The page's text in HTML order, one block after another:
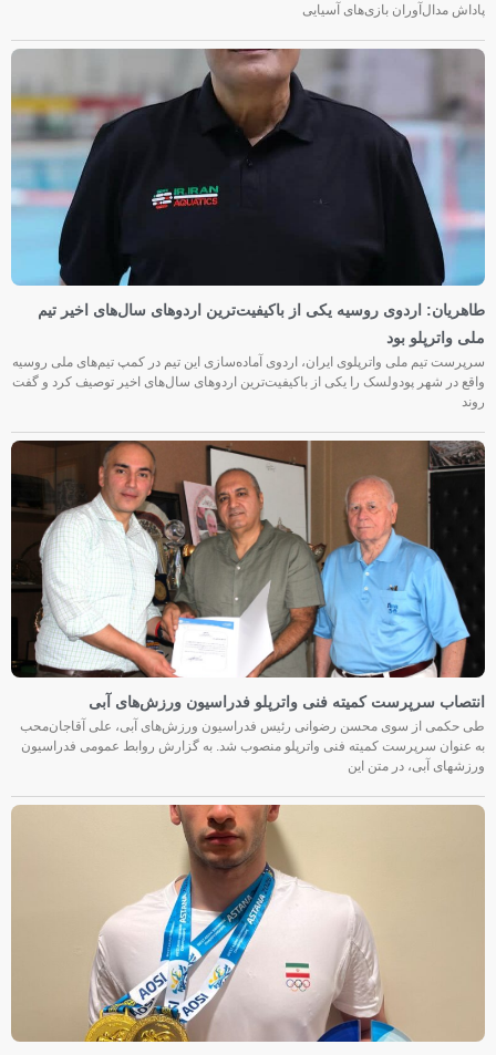
پاداش مدال‌آوران بازی‌های آسیایی
طاهریان: اردوی روسیه یکی از باکیفیت‌ترین اردوهای سال‌های اخیر تیم
ملی واترپلو بود
سرپرست تیم ملی واترپلوی ایران، اردوی آماده‌سازی این تیم در کمپ تیم‌های ملی روسیه
واقع در شهر پودولسک را یکی از باکیفیت‌ترین اردوهای سال‌های اخیر توصیف کرد و گفت
روند
انتصاب سرپرست کمیته فنی واترپلو فدراسیون ورزش‌های آبی
طی حکمی از سوی محسن رضوانی رئیس فدراسیون ورزش‌های آبی، علی آقاجان‌محب
به عنوان سرپرست کمیته فنی واترپلو منصوب شد. به گزارش روابط عمومی فدراسیون
ورزشهای آبی، در متن این